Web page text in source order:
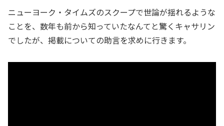
ニューヨーク・タイムズのスクープで世論が揺れるような
ことを、数年も前から知っていたなんてと驚くキャサリン
でしたが、掲載についての助言を求めに行きます。